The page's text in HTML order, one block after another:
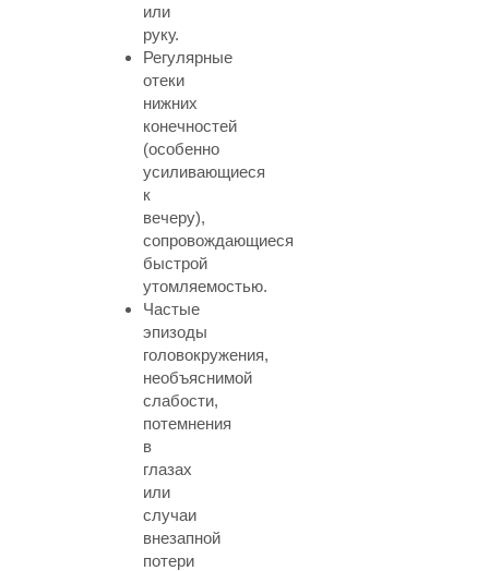
или
руку.
Регулярные
отеки
нижних
конечностей
(особенно
усиливающиеся
к
вечеру),
сопровождающиеся
быстрой
утомляемостью.
Частые
эпизоды
головокружения,
необъяснимой
слабости,
потемнения
в
глазах
или
случаи
внезапной
потери